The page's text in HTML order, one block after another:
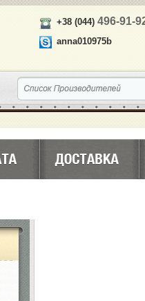
+38 (044) 496-91-
anna010975b